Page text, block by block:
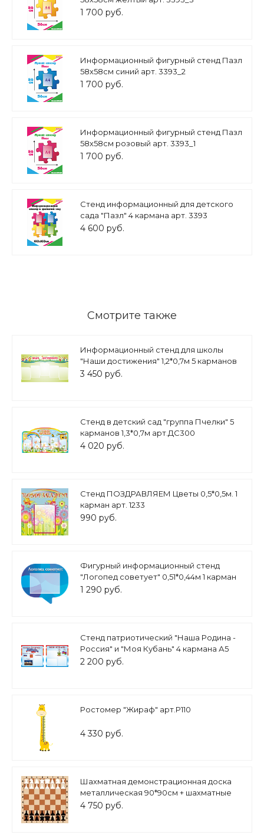
1 700 руб.
Информационный фигурный стенд Пазл
58х58см синий арт. 3393_2
1 700 руб.
Информационный фигурный стенд Пазл
58х58см розовый арт. 3393_1
1 700 руб.
Стенд информационный для детского
сада "Пазл" 4 кармана арт. 3393
4 600 руб.
Смотрите также
Информационный стенд для школы
"Наши достижения" 1,2*0,7м 5 карманов
А4 арт. НД926
3 450 руб.
Стенд в детский сад "группа Пчелки" 5
карманов 1,3*0,7м арт.ДС300
4 020 руб.
Стенд ПОЗДРАВЛЯЕМ Цветы 0,5*0,5м. 1
карман арт. 1233
990 руб.
Фигурный информационный стенд
"Логопед советует" 0,51*0,44м 1 карман
А4 синий арт. Л1792
1 290 руб.
Стенд патриотический "Наша Родина -
Россия" и "Моя Кубань" 4 кармана А5
0,5*0,5м арт. ПС818
2 200 руб.
Ростомер "Жираф" арт.Р110
4 330 руб.
Шахматная демонстрационная доска
металлическая 90*90см + шахматные
фигуры арт.4921
4 750 руб.